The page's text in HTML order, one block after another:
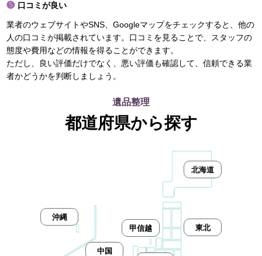
口コミが良い
業者のウェブサイトやSNS、Googleマップをチェックすると、他の
人の口コミが掲載されています。口コミを見ることで、スタッフの
態度や費用などの情報を得ることができます。
ただし、良い評価だけでなく、悪い評価も確認して、信頼できる業
者かどうかを判断しましょう。
遺品整理
都道府県から探す
北海道
東北
甲信越
中国
沖縄